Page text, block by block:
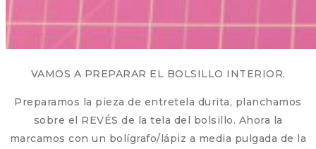
VAMOS A PREPARAR EL BOLSILLO INTERIOR.
Preparamos la pieza de entretela durita, planchamos
sobre el REVÉS de la tela del bolsillo. Ahora la
marcamos con un bolígrafo/lápiz a media pulgada de la